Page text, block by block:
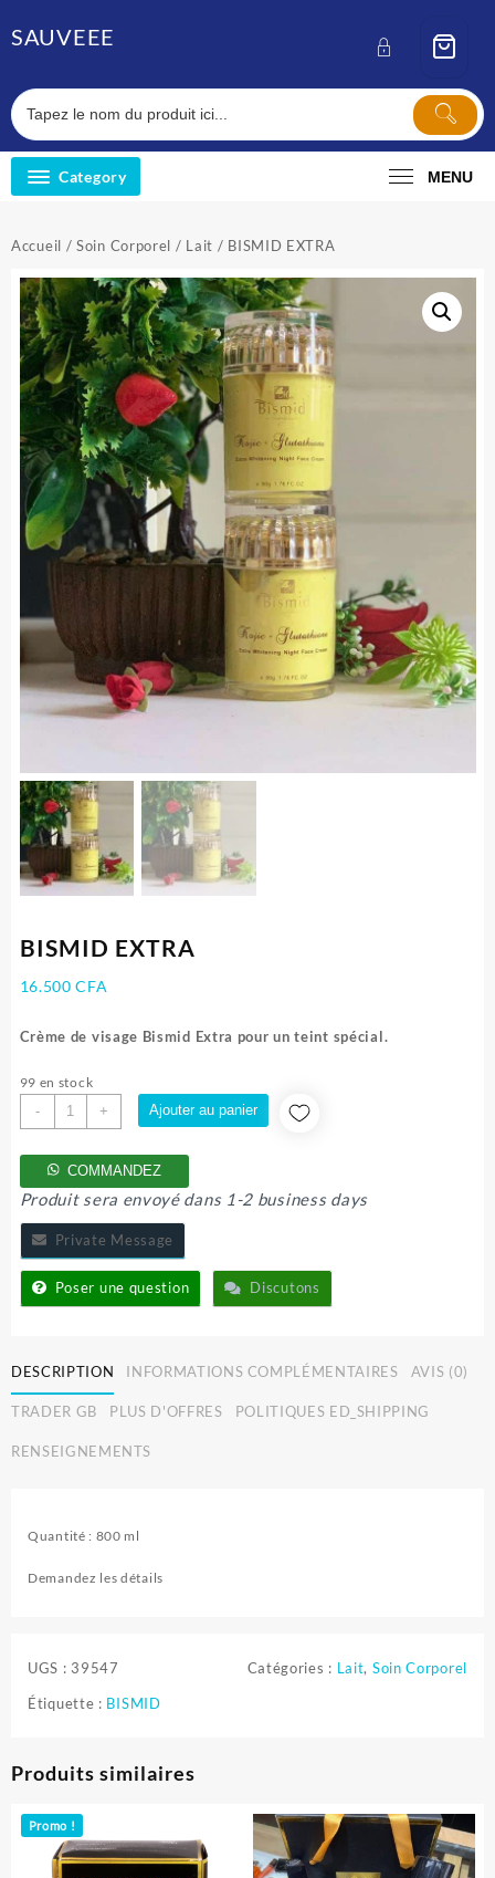
toSAUVEEE
Category MENU
Accueil /Soin Corporel / Lait / BISMID EXTRA
BISMID EXTRA
16.500CFA
Crème de visage Bismid Extra pour un teint spécial.
99 en stock
-
quantité
de
BISMID
EXTRA
+ Ajouter au panier
COMMANDEZ
Produit sera envoyé dans 1-2 business days
Private Message
Poser une question Discutons
DESCRIPTION INFORMATIONS COMPLÉMENTAIRES AVIS (0)
TRADER GB PLUS D'OFFRES POLITIQUES ED_SHIPPING
RENSEIGNEMENTS
Quantité : 800 ml
Demandez les détails
UGS : 39547 Catégories : Lait, Soin Corporel
Étiquette : BISMID
Produits similaires
Promo !